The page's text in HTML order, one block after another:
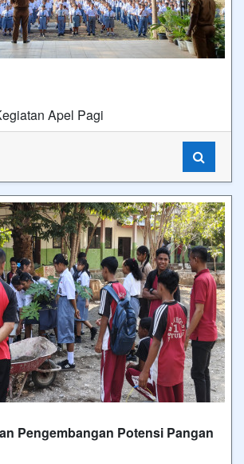
Apel Pagi
Pengembangan Potensi Pangan